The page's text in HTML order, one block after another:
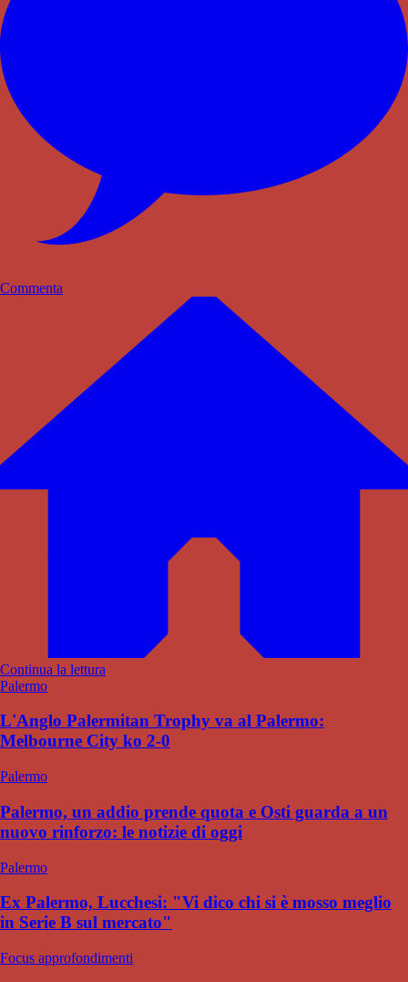
Commenta
Continua la lettura
Palermo
L'Anglo Palermitan Trophy va al Palermo:
Melbourne City ko 2-0
Palermo
Palermo, un addio prende quota e Osti guarda a un
nuovo rinforzo: le notizie di oggi
Palermo
Ex Palermo, Lucchesi: "Vi dico chi si è mosso meglio
in Serie B sul mercato"
Focus approfondimenti